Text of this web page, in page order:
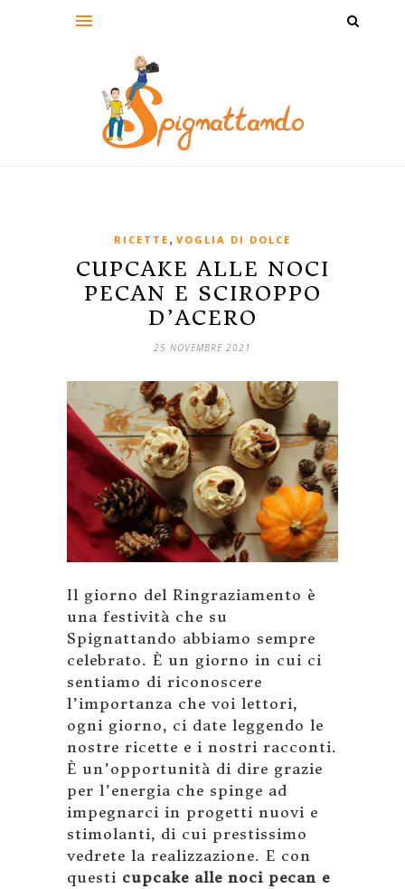
RICETTE , VOGLIA DI DOLCE
CUPCAKE ALLE NOCI
PECAN E SCIROPPO
D’ACERO
25 NOVEMBRE 2021
Il giorno del Ringraziamento è
una festività che su
Spignattando abbiamo sempre
celebrato. È un giorno in cui ci
sentiamo di riconoscere
l’importanza che voi lettori,
ogni giorno, ci date leggendo le
nostre ricette e i nostri racconti.
È un’opportunità di dire grazie
per l’energia che spinge ad
impegnarci in progetti nuovi e
stimolanti, di cui prestissimo
vedrete la realizzazione. E con
questi cupcake alle noci pecan e